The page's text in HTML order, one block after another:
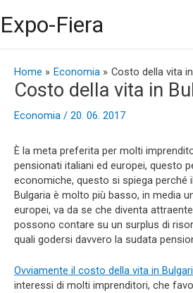
al
contenuto
Expo-Fiera
Home Economia Costo della vita
Costo della vita in
Economia / 20. 06. 2017
È la meta preferita per molti
pensionati italiani ed europei, questo
economiche, questo si spiega perché
Bulgaria è molto più basso, in media
europei, va da se che diventa
possono contare su un surplus di
quali godersi davvero la sudata
Ovviamente il costo della vita in
interessi di molti imprenditori, che
articoli